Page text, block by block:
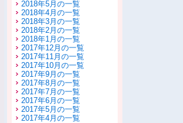
2018年5月の一覧
2018年4月の一覧
2018年3月の一覧
2018年2月の一覧
2018年1月の一覧
2017年12月の一覧
2017年11月の一覧
2017年10月の一覧
2017年9月の一覧
2017年8月の一覧
2017年7月の一覧
2017年6月の一覧
2017年5月の一覧
2017年4月の一覧